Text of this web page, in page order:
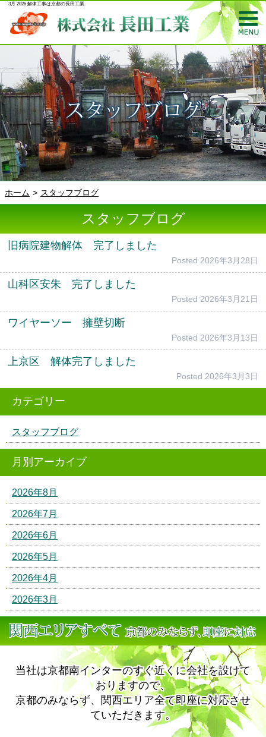
3月 2026 解体工事は京都の長田工業.
ホーム スタッフブログ
スタッフブログ
旧病院建物解体 完了しました
Posted 2026年3月28日
山科区安朱 完了しました
Posted 2026年3月21日
ワイヤーソー 擁壁切断
Posted 2026年3月13日
上京区 解体完了しました
Posted 2026年3月3日
カテゴリー
スタッフブログ
月別アーカイブ
2026年8月
2026年7月
2026年6月
2026年5月
2026年4月
2026年3月
当社は京都南インターのすぐ近くに会社を設けて
おりますので、
京都のみならず、関西エリア全て即座に対応させ
ていただきます。